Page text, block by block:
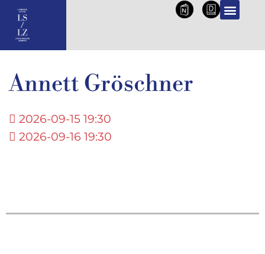
NL DE
Annett Gröschner
2026-09-15 19:30
2026-09-16 19:30